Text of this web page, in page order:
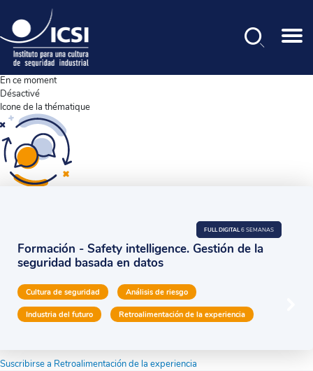
Pasar
al
contenido
principal
En ce moment
Désactivé
Icone de la thématique
FULL DIGITAL 6 SEMANAS
Formación - Safety intelligence. Gestión de la
seguridad basada en datos
Cultura de seguridad Análisis de riesgo
Industria del futuro Retroalimentación de la experiencia
Suscribirse a Retroalimentación de la experiencia